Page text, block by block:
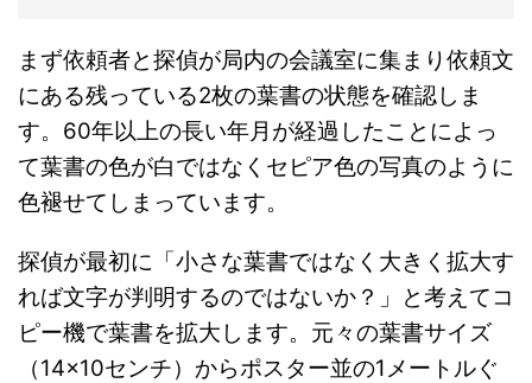
まず依頼者と探偵が局内の会議室に集まり依頼文
にある残っている2枚の葉書の状態を確認しま
す。60年以上の長い年月が経過したことによっ
て葉書の色が白ではなくセピア色の写真のように
色褪せてしまっています。
探偵が最初に「小さな葉書ではなく大きく拡大す
れば文字が判明するのではないか？」と考えてコ
ピー機で葉書を拡大します。元々の葉書サイズ
（14×10センチ）からポスター並の1メートルぐ